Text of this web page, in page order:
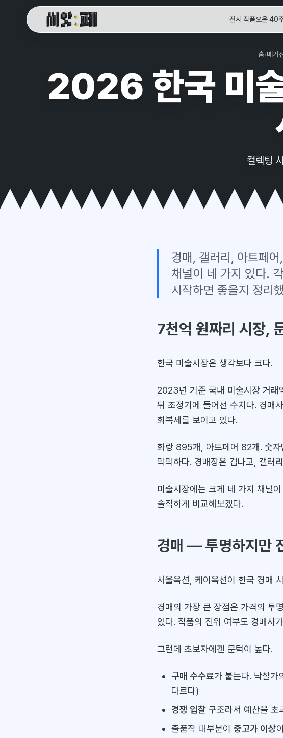
씨앗페 온라인 홈
전시 작품오윤 40
홈›매거
2026 한국 미
컬렉팅
경매, 갤러리, 아트페
채널이 네 가지 있다.
시작하면 좋을지 정리
7천억 원짜리 시장,
한국 미술시장은 생각보다 크다.
2023년 기준 국내 미술시장 거래
뒤 조정기에 들어선 수치다. 경
회복세를 보이고 있다.
화랑 895개, 아트페어 82개. 숫자
막막하다. 경매장은 겁나고, 갤러
미술시장에는 크게 네 가지 채널
솔직하게 비교해보겠다.
경매 — 투명하지만
서울옥션, 케이옥션이 한국 경매
경매의 가장 큰 장점은 가격의 투
있다. 작품의 진위 여부도 경매사
그런데 초보자에겐 문턱이 높다.
구매 수수료가 붙는다. 낙찰가
다르다)
경쟁 입찰구조라서 예산을 초
출품작 대부분이 중고가 이상